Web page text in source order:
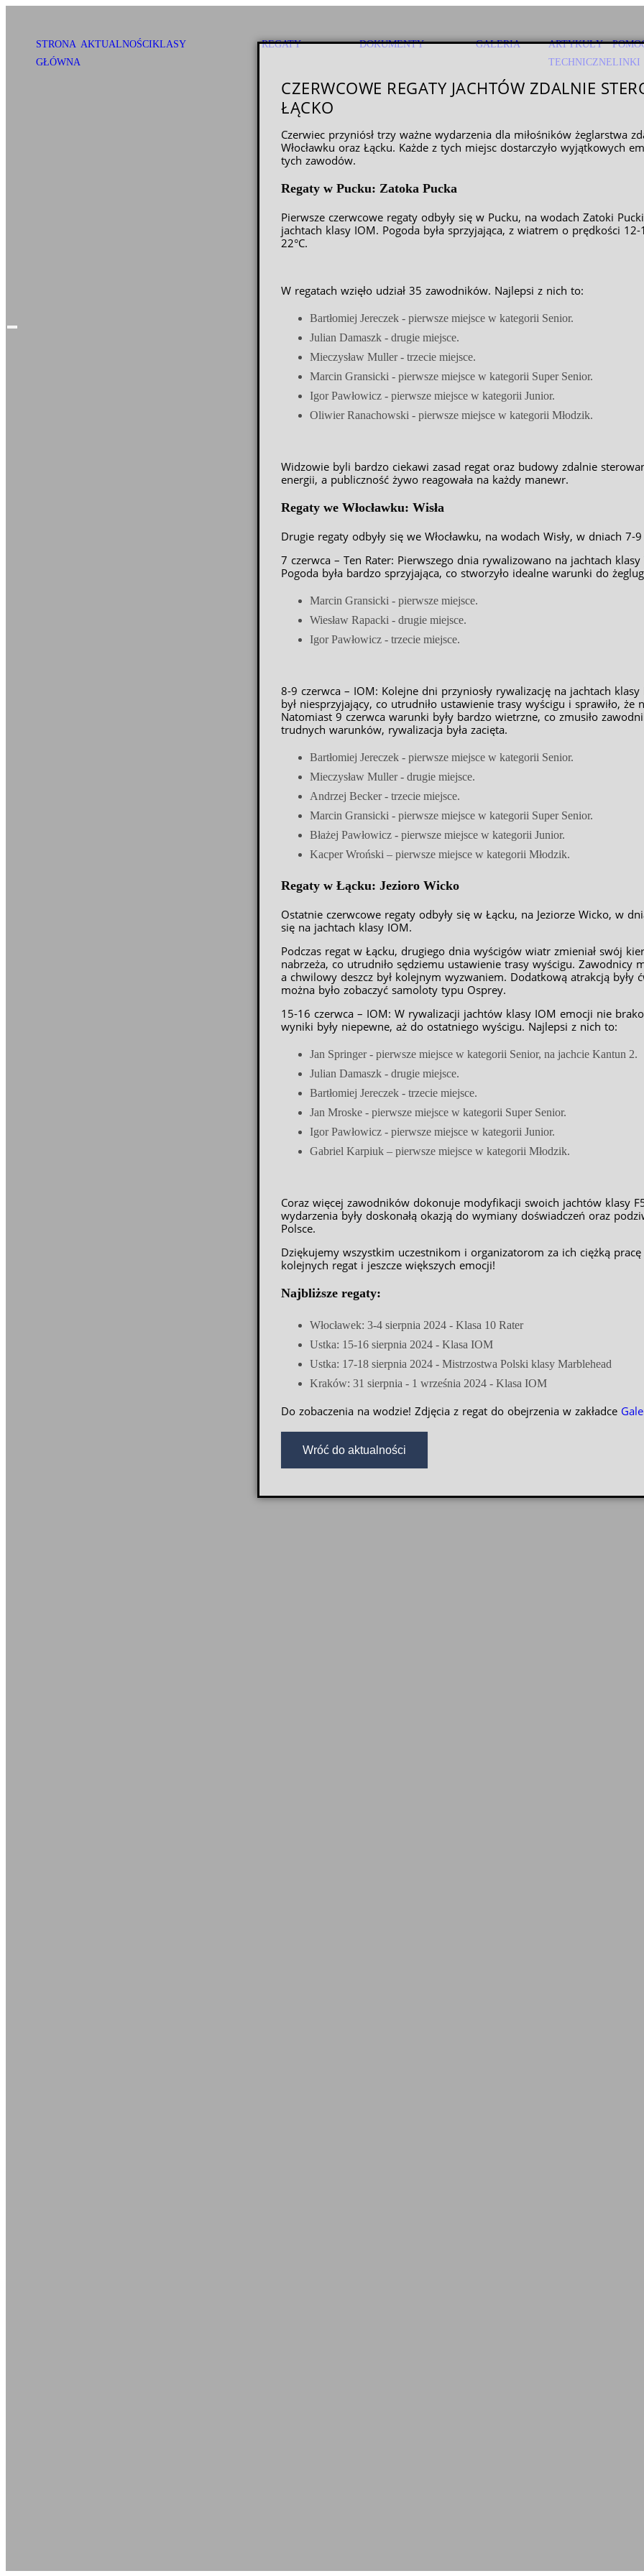
STRONA
GŁÓWNA
AKTUALNOŚCIKLASY REGATY DOKUMENTY GALERIA
ARTYKUŁY
TECHNICZNE LINKI
Hamburger Toggle Menu
CZERWCOWE REGATY JACHTÓW ZDALNIE
ŁĄCKO
Czerwiec przyniósł trzy ważne wydarzenia dla miłośników żeglarstwa
Włocławku oraz Łącku. Każde z tych miejsc dostarczyło wyjątkowych
tych zawodów.
Regaty w Pucku: Zatoka Pucka
Pierwsze czerwcowe regaty odbyły się w Pucku, na wodach Zatoki
jachtach klasy IOM. Pogoda była sprzyjająca, z wiatrem o prędkości
22°C.
W regatach wzięło udział 35 zawodników. Najlepsi z nich to:
Bartłomiej Jereczek - pierwsze miejsce w kategorii Senior.
Julian Damaszk - drugie miejsce.
Mieczysław Muller - trzecie miejsce.
Marcin Gransicki - pierwsze miejsce w kategorii Super Senior.
Igor Pawłowicz - pierwsze miejsce w kategorii Junior.
Oliwier Ranachowski - pierwsze miejsce w kategorii Młodzik.
Widzowie byli bardzo ciekawi zasad regat oraz budowy zdalnie
energii, a publiczność żywo reagowała na każdy manewr.
Regaty we Włocławku: Wisła
Drugie regaty odbyły się we Włocławku, na wodach Wisły, w dniach 7-
7 czerwca – Ten Rater: Pierwszego dnia rywalizowano na jachtach
Pogoda była bardzo sprzyjająca, co stworzyło idealne warunki do
Marcin Gransicki - pierwsze miejsce.
Wiesław Rapacki - drugie miejsce.
Igor Pawłowicz - trzecie miejsce.
8-9 czerwca – IOM: Kolejne dni przyniosły rywalizację na jachtach
był niesprzyjający, co utrudniło ustawienie trasy wyścigu i sprawiło,
Natomiast 9 czerwca warunki były bardzo wietrzne, co zmusiło
trudnych warunków, rywalizacja była zacięta.
Bartłomiej Jereczek - pierwsze miejsce w kategorii Senior.
Mieczysław Muller - drugie miejsce.
Andrzej Becker - trzecie miejsce.
Marcin Gransicki - pierwsze miejsce w kategorii Super Senior.
Błażej Pawłowicz - pierwsze miejsce w kategorii Junior.
Kacper Wroński – pierwsze miejsce w kategorii Młodzik.
Regaty w Łącku: Jezioro Wicko
Ostatnie czerwcowe regaty odbyły się w Łącku, na Jeziorze Wicko, w
się na jachtach klasy IOM.
Podczas regat w Łącku, drugiego dnia wyścigów wiatr zmieniał swój
nabrzeża, co utrudniło sędziemu ustawienie trasy wyścigu. Zawodnicy
a chwilowy deszcz był kolejnym wyzwaniem. Dodatkową atrakcją
można było zobaczyć samoloty typu Osprey.
15-16 czerwca – IOM: W rywalizacji jachtów klasy IOM emocji nie
wyniki były niepewne, aż do ostatniego wyścigu. Najlepsi z nich to:
Jan Springer - pierwsze miejsce w kategorii Senior, na jachcie Kantun 2.
Julian Damaszk - drugie miejsce.
Bartłomiej Jereczek - trzecie miejsce.
Jan Mroske - pierwsze miejsce w kategorii Super Senior.
Igor Pawłowicz - pierwsze miejsce w kategorii Junior.
Gabriel Karpiuk – pierwsze miejsce w kategorii Młodzik.
Coraz więcej zawodników dokonuje modyfikacji swoich jachtów klasy
wydarzenia były doskonałą okazją do wymiany doświadczeń oraz
Polsce.
Dziękujemy wszystkim uczestnikom i organizatorom za ich ciężką
kolejnych regat i jeszcze większych emocji!
Najbliższe regaty:
Włocławek: 3-4 sierpnia 2024 - Klasa 10 Rater
Ustka: 15-16 sierpnia 2024 - Klasa IOM
Ustka: 17-18 sierpnia 2024 - Mistrzostwa Polski klasy Marblehead
Kraków: 31 sierpnia - 1 września 2024 - Klasa IOM
Do zobaczenia na wodzie! Zdjęcia z regat do obejrzenia w zakładce
Wróć do aktualności